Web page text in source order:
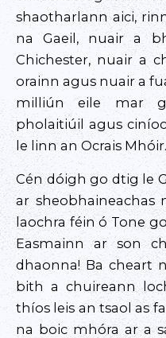
shaotharlann aici,
na Gaeil, nuair a
Chichester, nuair a
orainn agus nuair a
milliún eile mar
pholaitiúil agus
le linn an Ocrais Mhóir.
Cén dóigh go dtig le
ar sheobhaineachas
laochra féin ó Tone
Easmainn ar son
dhaonna! Ba cheart
bith a chuireann
thíos leis an tsaol as
na boic mhóra ar a